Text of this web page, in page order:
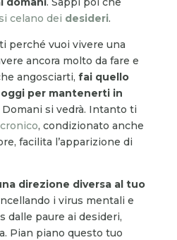
celano dei desideri.
perché vuoi vivere una
ancora molto da fare e
angosciarti, fai quello
per mantenerti in
Domani si vedrà. Intanto ti
, condizionato anche
facilita l’apparizione di
direzione diversa al tuo
i virus mentali e
dalle paure ai desideri,
Pian piano questo tuo